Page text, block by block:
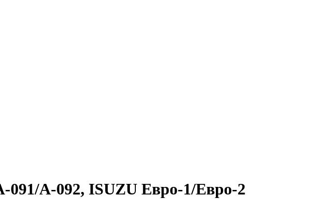
А-092, ISUZU Евро-1/Евро-2